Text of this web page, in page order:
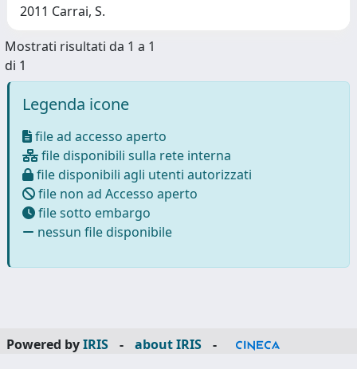
2011 Carrai, S.
Mostrati risultati da 1 a 1
di 1
Legenda icone
file ad accesso aperto
file disponibili sulla rete interna
file disponibili agli utenti autorizzati
file non ad Accesso aperto
file sotto embargo
nessun file disponibile
Powered byIRIS - about IRIS
-